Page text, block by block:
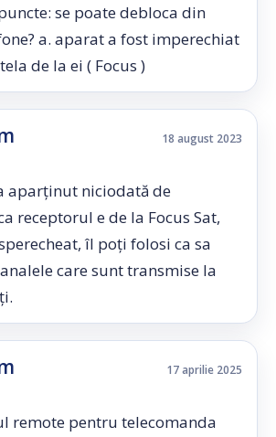
se poate debloca din
a. aparat a fost imperechiat
de la ei ( Focus )
18 august 2023
aparținut niciodată de
receptorul e de la Focus Sat,
îl poți folosi ca sa
care sunt transmise la
17 aprilie 2025
remote pentru telecomanda